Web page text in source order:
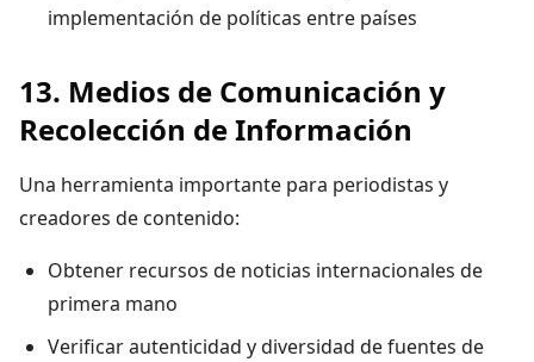
implementación de políticas entre países
13. Medios de Comunicación y
Recolección de Información
Una herramienta importante para periodistas y
creadores de contenido:
Obtener recursos de noticias internacionales de
primera mano
Verificar autenticidad y diversidad de fuentes de